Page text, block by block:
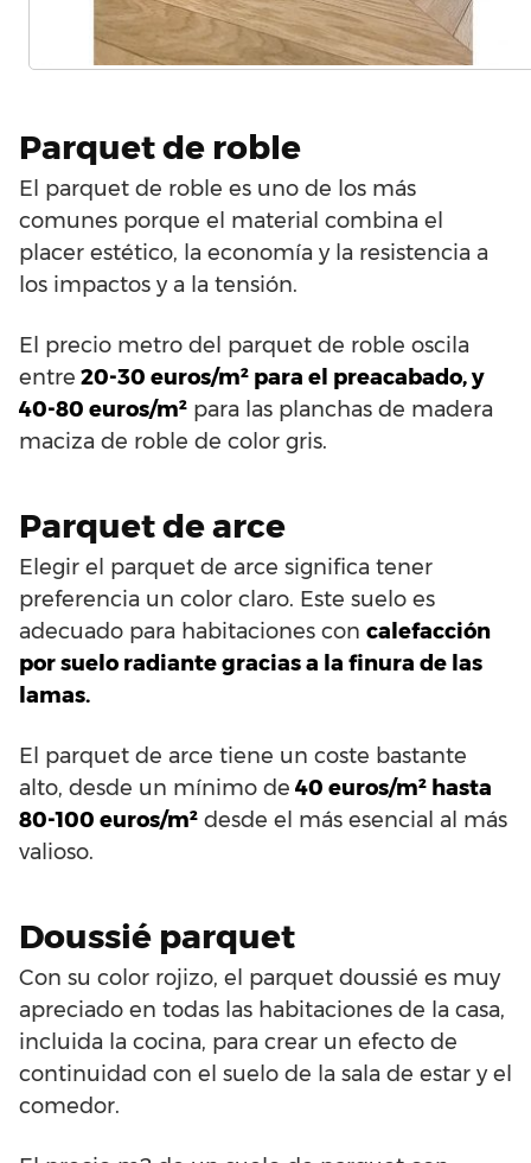
Parquet de roble
El parquet de roble es uno de los más
comunes porque el material combina el
placer estético, la economía y la resistencia a
los impactos y a la tensión.
El precio metro del parquet de roble oscila
entre 20-30 euros/m² para el preacabado, y
40-80 euros/m² para las planchas de madera
maciza de roble de color gris.
Parquet de arce
Elegir el parquet de arce significa tener
preferencia un color claro. Este suelo es
adecuado para habitaciones con calefacción
por suelo radiante gracias a la finura de las
lamas.
El parquet de arce tiene un coste bastante
alto, desde un mínimo de 40 euros/m² hasta
80-100 euros/m² desde el más esencial al más
valioso.
Doussié parquet
Con su color rojizo, el parquet doussié es muy
apreciado en todas las habitaciones de la casa,
incluida la cocina, para crear un efecto de
continuidad con el suelo de la sala de estar y el
comedor.